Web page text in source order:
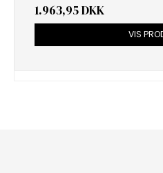
1.963,95 DKK
VIS